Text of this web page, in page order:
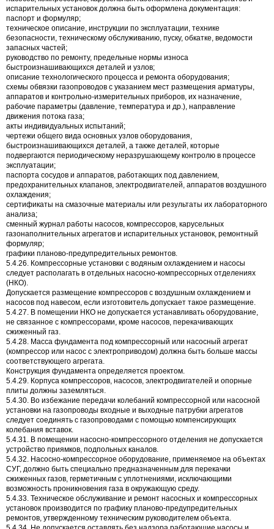
испарительных установок должна быть оформлена документация:
паспорт и формуляр;
техническое описание, инструкции по эксплуатации, технике
безопасности, техническому обслуживанию, пуску, обкатке, ведомости
запасных частей;
руководство по ремонту, предельные нормы износа
быстроизнашивающихся деталей и узлов;
описание технологического процесса и ремонта оборудования;
схемы обвязки газопроводов с указанием мест размещения арматуры,
аппаратов и контрольно-измерительных приборов, их назначение,
рабочие параметры (давление, температура и др.), направление
движения потока газа;
акты индивидуальных испытаний;
чертежи общего вида основных узлов оборудования,
быстроизнашивающихся деталей, а также деталей, которые
подвергаются периодическому неразрушающему контролю в процессе
эксплуатации;
паспорта сосудов и аппаратов, работающих под давлением,
предохранительных клапанов, электродвигателей, аппаратов воздушного
охлаждения;
сертификаты на смазочные материалы или результаты их лабораторного
анализа;
сменный журнал работы насосов, компрессоров, карусельных
газонаполнительных агрегатов и испарительных установок, ремонтный
формуляр;
графики планово-предупредительных ремонтов.
5.4.26. Компрессорные установки с водяным охлаждением и насосы
следует располагать в отдельных насосно-компрессорных отделениях
(НКО).
Допускается размещение компрессоров с воздушным охлаждением и
насосов под навесом, если изготовитель допускает такое размещение.
5.4.27. В помещении НКО не допускается устанавливать оборудование,
не связанное с компрессорами, кроме насосов, перекачивающих
сжиженный газ.
5.4.28. Масса фундамента под компрессорный или насосный агрегат
(компрессор или насос с электроприводом) должна быть больше массы
соответствующего агрегата.
Конструкция фундамента определяется проектом.
5.4.29. Корпуса компрессоров, насосов, электродвигателей и опорные
плиты должны заземляться.
5.4.30. Во избежание передачи колебаний компрессорной или насосной
установки на газопроводы входные и выходные патрубки агрегатов
следует соединять с газопроводами с помощью компенсирующих
колебания вставок.
5.4.31. В помещении насосно-компрессорного отделения не допускается
устройство приямков, подпольных каналов.
5.4.32. Насосно-компрессорное оборудование, применяемое на объектах
СУГ, должно быть специально предназначенным для перекачки
сжиженных газов, герметичным с уплотнениями, исключающими
возможность проникновения газа в окружающую среду.
5.4.33. Техническое обслуживание и ремонт насосных и компрессорных
установок производится по графику планово-предупредительных
ремонтов, утвержденному техническим руководителем объекта.